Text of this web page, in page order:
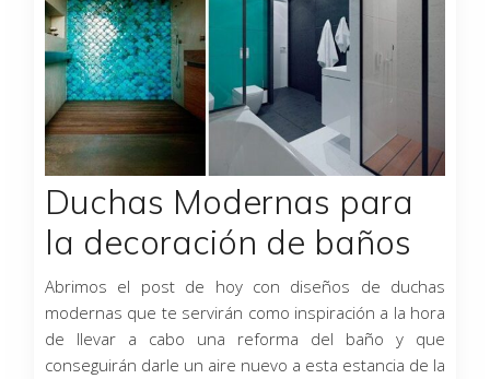
Duchas Modernas para
la decoración de baños
Abrimos el post de hoy con diseños de duchas
modernas que te servirán como inspiración a la hora
de llevar a cabo una reforma del baño y que
conseguirán darle un aire nuevo a esta estancia de la